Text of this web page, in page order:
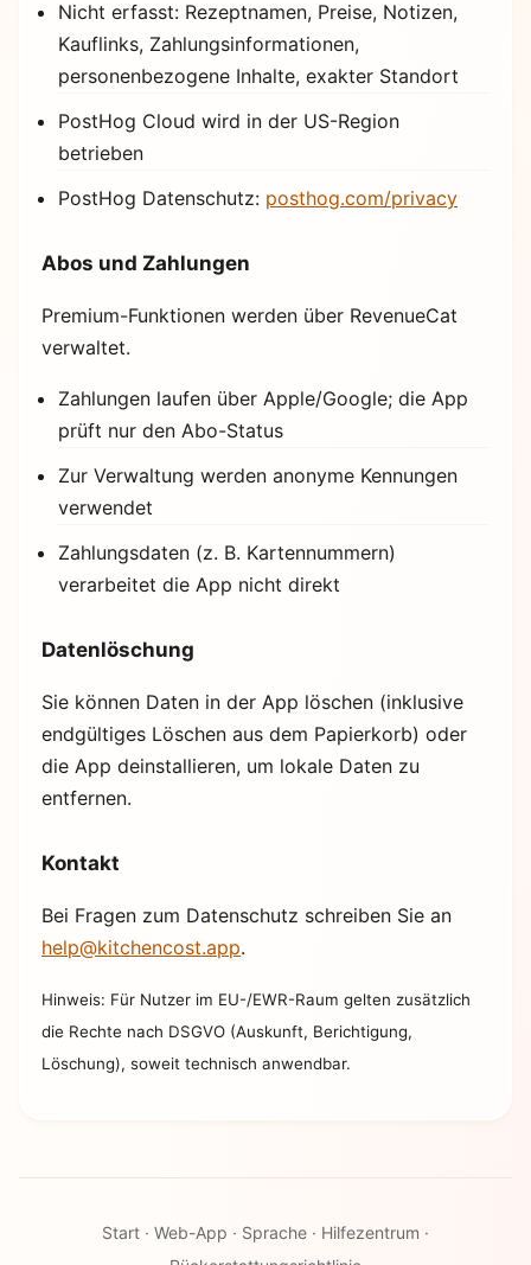
Nicht erfasst: Rezeptnamen, Preise, Notizen,
Kauflinks, Zahlungsinformationen,
personenbezogene Inhalte, exakter Standort
PostHog Cloud wird in der US-Region
betrieben
PostHog Datenschutz: posthog.com/privacy
Abos und Zahlungen
Premium-Funktionen werden über RevenueCat
verwaltet.
Zahlungen laufen über Apple/Google; die App
prüft nur den Abo-Status
Zur Verwaltung werden anonyme Kennungen
verwendet
Zahlungsdaten (z. B. Kartennummern)
verarbeitet die App nicht direkt
Datenlöschung
Sie können Daten in der App löschen (inklusive
endgültiges Löschen aus dem Papierkorb) oder
die App deinstallieren, um lokale Daten zu
entfernen.
Kontakt
Bei Fragen zum Datenschutz schreiben Sie an
help@kitchencost.app.
Hinweis: Für Nutzer im EU-/EWR-Raum gelten zusätzlich
die Rechte nach DSGVO (Auskunft, Berichtigung,
Löschung), soweit technisch anwendbar.
Start · Web-App · Sprache · Hilfezentrum ·